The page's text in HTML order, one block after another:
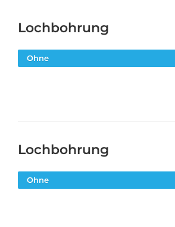
Lochbohrung
Ohne
Lochbohrung
Ohne